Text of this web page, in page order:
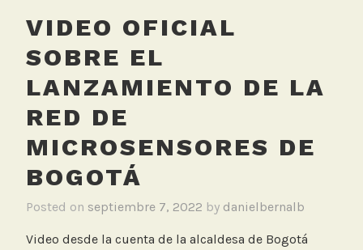
VIDEO OFICIAL
SOBRE EL
LANZAMIENTO DE LA
RED DE
MICROSENSORES DE
BOGOTÁ
Posted on septiembre 7, 2022 by danielbernalb
Video desde la cuenta de la alcaldesa de Bogotá